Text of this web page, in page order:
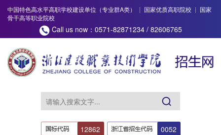
中国特色高水平高职学校建设单位（专业群A类） 国家优质高职院校
国家
骨干高等职业院校
Call us now：0571-82871234 / 82606765
0052
12862